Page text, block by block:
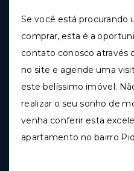
Se você está procurando
comprar, esta é a
contato conosco através
no site e agende uma
este belíssimo imóvel.
realizar o seu sonho de
venha conferir esta
apartamento no bairro